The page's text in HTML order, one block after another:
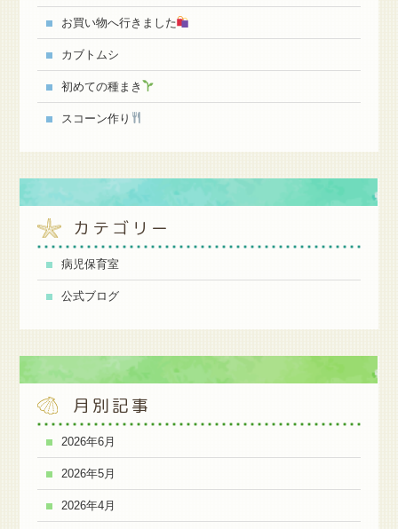
お買い物へ行きました
カブトムシ
初めての種まき
スコーン作り
カテゴリー
病児保育室
公式ブログ
月別記事
2026年6月
2026年5月
2026年4月